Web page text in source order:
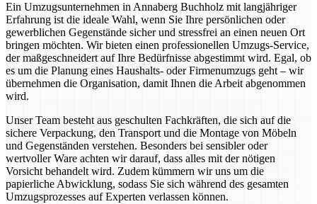
Ein Umzugsunternehmen in Annaberg Buchholz mit langjähriger
Erfahrung ist die ideale Wahl, wenn Sie Ihre persönlichen oder
gewerblichen Gegenstände sicher und stressfrei an einen neuen Ort
bringen möchten. Wir bieten einen professionellen Umzugs-Service,
der maßgeschneidert auf Ihre Bedürfnisse abgestimmt wird. Egal, ob
es um die Planung eines Haushalts- oder Firmenumzugs geht – wir
übernehmen die Organisation, damit Ihnen die Arbeit abgenommen
wird.
Unser Team besteht aus geschulten Fachkräften, die sich auf die
sichere Verpackung, den Transport und die Montage von Möbeln
und Gegenständen verstehen. Besonders bei sensibler oder
wertvoller Ware achten wir darauf, dass alles mit der nötigen
Vorsicht behandelt wird. Zudem kümmern wir uns um die
papierliche Abwicklung, sodass Sie sich während des gesamten
Umzugsprozesses auf Experten verlassen können.